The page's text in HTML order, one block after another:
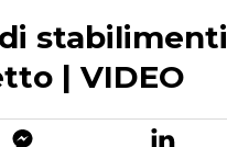
stabilimenti
| VIDEO